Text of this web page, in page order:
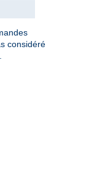
considéré